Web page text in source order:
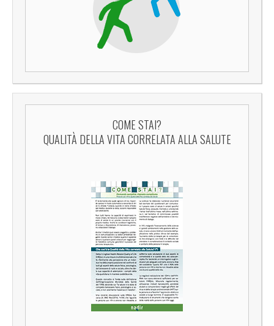
COME STAI?
QUALITÀ DELLA VITA CORRELATA ALLA SALUTE